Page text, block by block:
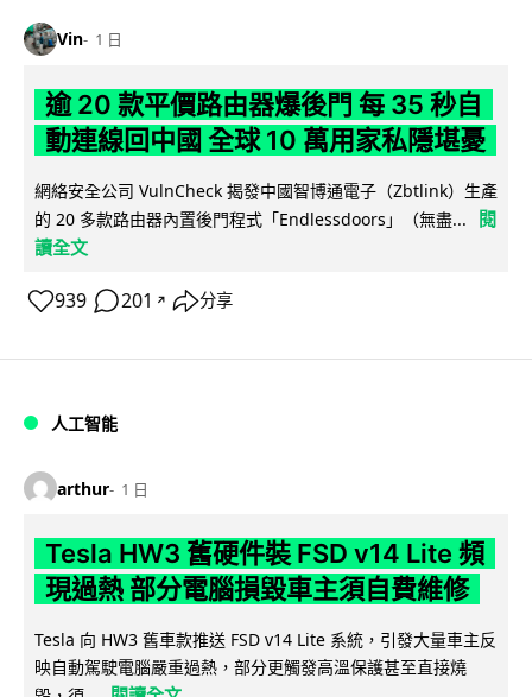
Vin 1 日
逾 20 款平價路由器爆後門 每 35 秒自
動連線回中國 全球 10 萬用家私隱堪憂
網絡安全公司 VulnCheck 揭發中國智博通電子（Zbtlink）生產
的 20 多款路由器內置後門程式「Endlessdoors」（無盡...
閱
讀全文
939 201 ↗ 分享
人工智能
arthur 1 日
Tesla HW3 舊硬件裝 FSD v14 Lite 頻
現過熱 部分電腦損毀車主須自費維修
Tesla 向 HW3 舊車款推送 FSD v14 Lite 系統，引發大量車主反
映自動駕駛電腦嚴重過熱，部分更觸發高溫保護甚至直接燒